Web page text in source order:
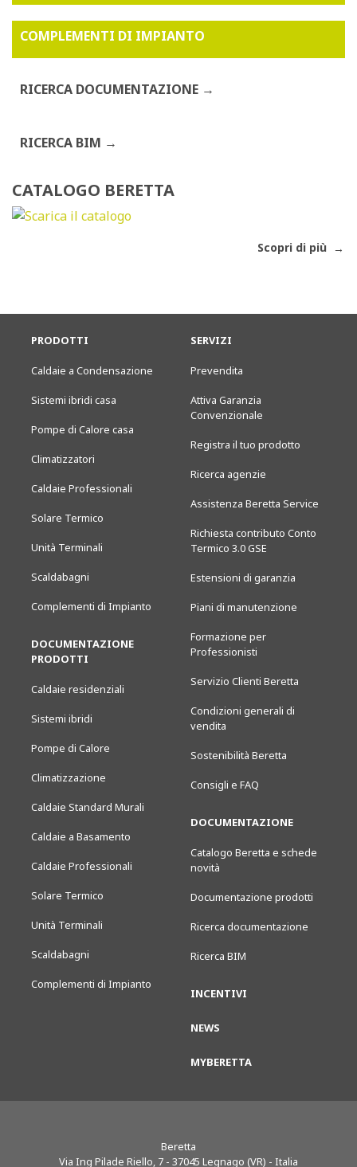
COMPLEMENTI DI IMPIANTO
RICERCA DOCUMENTAZIONE
RICERCA BIM
CATALOGO BERETTA
Scopri di più
PRODOTTI
Caldaie a Condensazione
Sistemi ibridi casa
Pompe di Calore casa
Climatizzatori
Caldaie Professionali
Solare Termico
Unità Terminali
Scaldabagni
Complementi di Impianto
DOCUMENTAZIONE
PRODOTTI
Caldaie residenziali
Sistemi ibridi
Pompe di Calore
Climatizzazione
Caldaie Standard Murali
Caldaie a Basamento
Caldaie Professionali
Solare Termico
Unità Terminali
Scaldabagni
Complementi di Impianto
SERVIZI
Prevendita
Attiva Garanzia
Convenzionale
Registra il tuo prodotto
Ricerca agenzie
Assistenza Beretta Service
Richiesta contributo Conto
Termico 3.0 GSE
Estensioni di garanzia
Piani di manutenzione
Formazione per
Professionisti
Servizio Clienti Beretta
Condizioni generali di
vendita
Sostenibilità Beretta
Consigli e FAQ
DOCUMENTAZIONE
Catalogo Beretta e schede
novità
Documentazione prodotti
Ricerca documentazione
Ricerca BIM
INCENTIVI
NEWS
MYBERETTA
Beretta
Via Ing Pilade Riello, 7 - 37045 Legnago (VR) - Italia